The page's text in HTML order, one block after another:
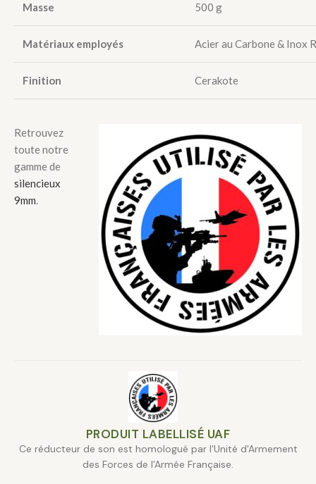
Masse 500 g
Matériaux employés Acier au Carbone & Inox
Finition Cerakote
Retrouvez
toute notre
gamme de
silencieux
9mm.
PRODUIT LABELLISÉ UAF
Ce réducteur de son est homologué par l'Unité d'Armement
des Forces de l'Armée Française.